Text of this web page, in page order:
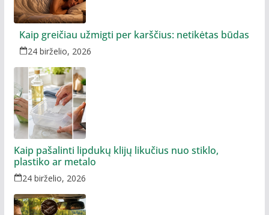
Kaip greičiau užmigti per karščius: netikėtas būdas
24 birželio, 2026
Kaip pašalinti lipdukų klijų likučius nuo stiklo,
plastiko ar metalo
24 birželio, 2026